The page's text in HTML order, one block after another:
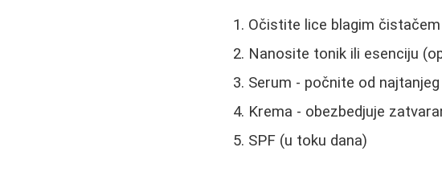
Očistite lice blagim čistačem
Nanosite tonik ili esenciju
Serum - počnite od
Krema - obezbedjuje
SPF (u toku dana)